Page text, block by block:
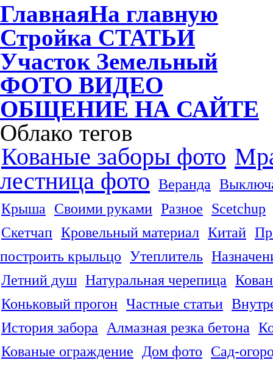
ГлавнаяНа главную
Стройка СТАТЬИ
Участок Земельный
ФОТО ВИДЕО
ОБЩЕНИЕ НА САЙТЕ
Облако тегов
Кованые заборы фото
лестница фото Веранда
Крыша
Своими руками Разное Scetchup
Скетчап Кровельный материал Китай
построить крыльцо Утеплитель
Летний душ Натуральная черепица
Коньковый прогон Частные статьи
История забора
Алмазная резка бетона
Кованые ограждение
Дом фото Сад-